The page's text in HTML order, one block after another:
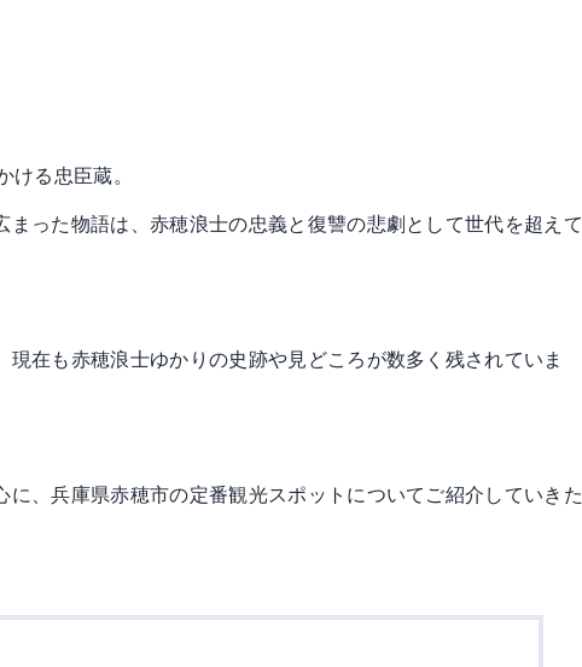
る忠臣蔵。
った物語は、赤穂浪士の忠義と復讐の悲劇として世代を超えて
在も赤穂浪士ゆかりの史跡や見どころが数多く残されていま
、兵庫県赤穂市の定番観光スポットについてご紹介していきた